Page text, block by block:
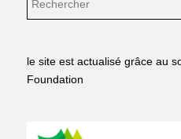
le site est actualisé grâce au
Foundation